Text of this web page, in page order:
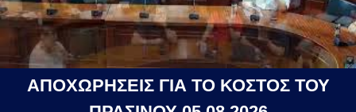
ΑΠΟΧΩΡΗΣΕΙΣ ΓΙΑ ΤΟ ΚΟΣΤΟΣ ΤΟΥ